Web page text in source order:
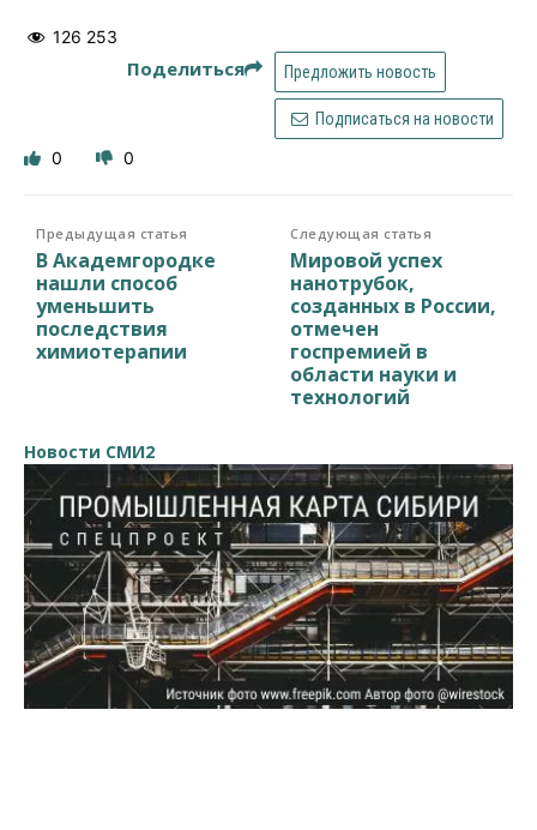
126 253
Поделиться Предложить новость
Подписаться на новости
0 0
Предыдущая статья
В Академгородке
нашли способ
уменьшить
последствия
химиотерапии
Следующая статья
Мировой успех
нанотрубок,
созданных в России,
отмечен
госпремией в
области науки и
технологий
Новости СМИ2